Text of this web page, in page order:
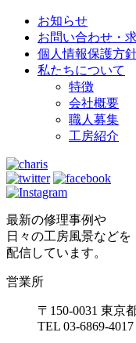
お知らせ
お問い合わせ・
個人情報保護方
私たちについて
特徴
会社概要
職人募集
工房紹介
最新の修理事例や
日々の工房風景などを
配信しています。
営業所
〒150-0031 東京
TEL 03-6869-4017